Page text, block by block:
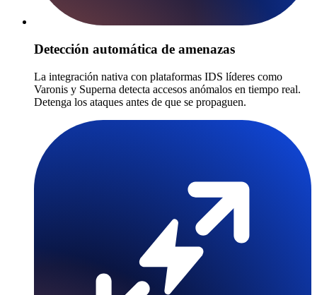
Detección automática de amenazas
La integración nativa con plataformas IDS líderes como
Varonis y Superna detecta accesos anómalos en tiempo real.
Detenga los ataques antes de que se propaguen.